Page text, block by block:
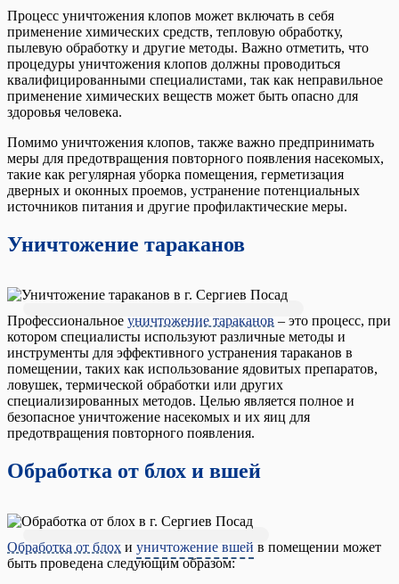
Процесс уничтожения клопов может включать в себя
применение химических средств, тепловую обработку,
пылевую обработку и другие методы. Важно отметить, что
процедуры уничтожения клопов должны проводиться
квалифицированными специалистами, так как неправильное
применение химических веществ может быть опасно для
здоровья человека.
Помимо уничтожения клопов, также важно предпринимать
меры для предотвращения повторного появления насекомых,
такие как регулярная уборка помещения, герметизация
дверных и оконных проемов, устранение потенциальных
источников питания и другие профилактические меры.
Уничтожение тараканов
Профессиональное уничтожение тараканов – это процесс, при
котором специалисты используют различные методы и
инструменты для эффективного устранения тараканов в
помещении, таких как использование ядовитых препаратов,
ловушек, термической обработки или других
специализированных методов. Целью является полное и
безопасное уничтожение насекомых и их яиц для
предотвращения повторного появления.
Обработка от блох и вшей
Обработка от блох и уничтожение вшей в помещении может
быть проведена следующим образом: